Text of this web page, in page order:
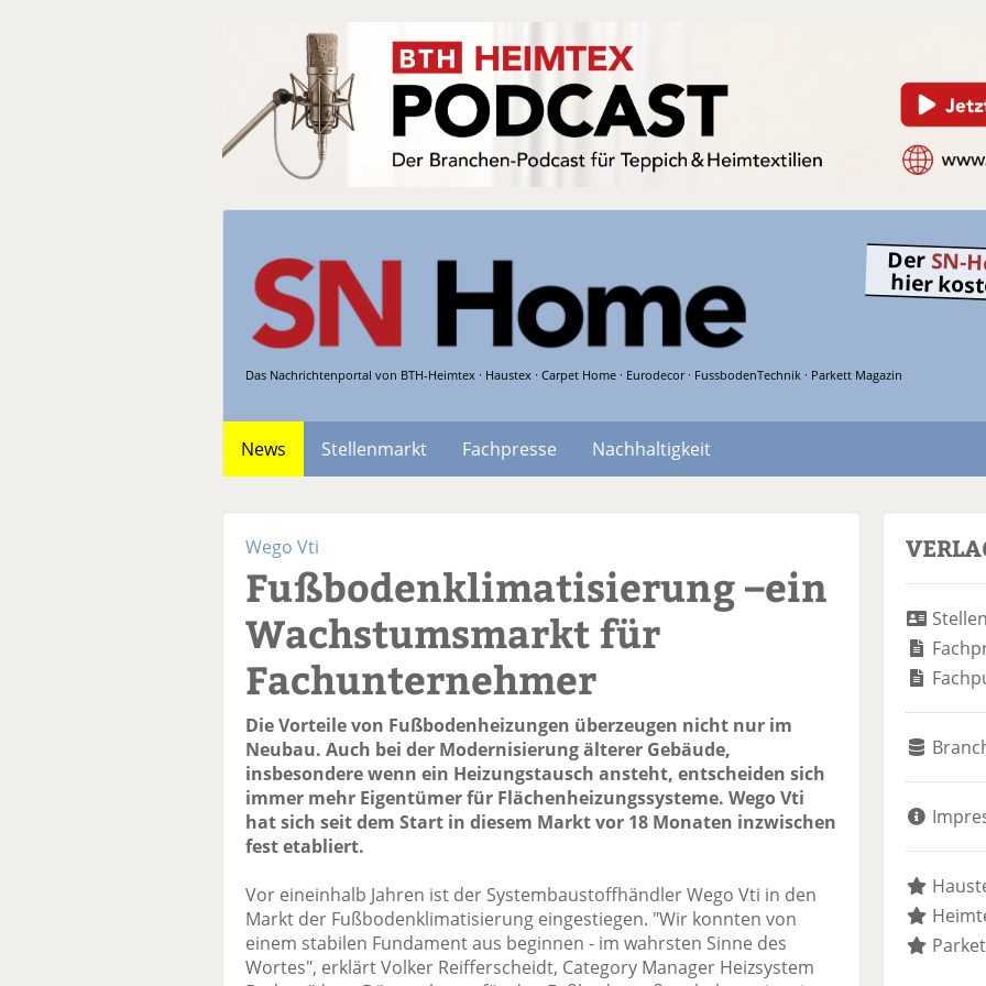
Das Nachrichtenportal von BTH-Heimtex · Haustex · Carpet Home · Eurodecor · FussbodenTechnik · Parkett Magazin
Der SN-
hier
News Stellenmarkt Fachpresse
Nachhaltigkeit
Wego Vti
Fußbodenklimatisierung –ein
Wachstumsmarkt für
Fachunternehmer
Die Vorteile von Fußbodenheizungen überzeugen nicht nur im
Neubau. Auch bei der Modernisierung älterer Gebäude,
insbesondere wenn ein Heizungstausch ansteht, entscheiden sich
immer mehr Eigentümer für Flächenheizungssysteme. Wego Vti
hat sich seit dem Start in diesem Markt vor 18 Monaten inzwischen
fest etabliert.
Vor eineinhalb Jahren ist der Systembaustoffhändler Wego Vti in den
Markt der Fußbodenklimatisierung eingestiegen. "Wir konnten von
einem stabilen Fundament aus beginnen - im wahrsten Sinne des
Wortes", erklärt Volker Reifferscheidt, Category Manager Heizsystem